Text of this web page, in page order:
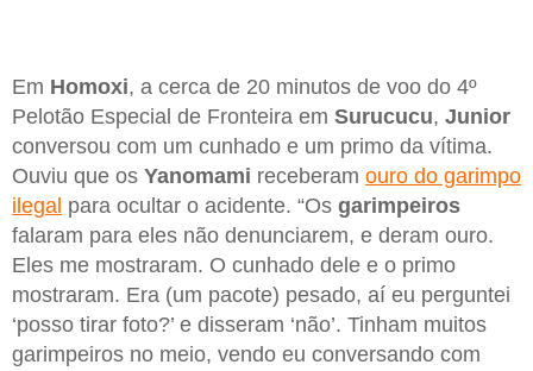
Em Homoxi, a cerca de 20 minutos de voo do 4º
Pelotão Especial de Fronteira em Surucucu, Junior
conversou com um cunhado e um primo da vítima.
Ouviu que os Yanomami receberam ouro do garimpo
ilegal para ocultar o acidente. “Os garimpeiros
falaram para eles não denunciarem, e deram ouro.
Eles me mostraram. O cunhado dele e o primo
mostraram. Era (um pacote) pesado, aí eu perguntei
‘posso tirar foto?’ e disseram ‘não’. Tinham muitos
garimpeiros no meio, vendo eu conversando com